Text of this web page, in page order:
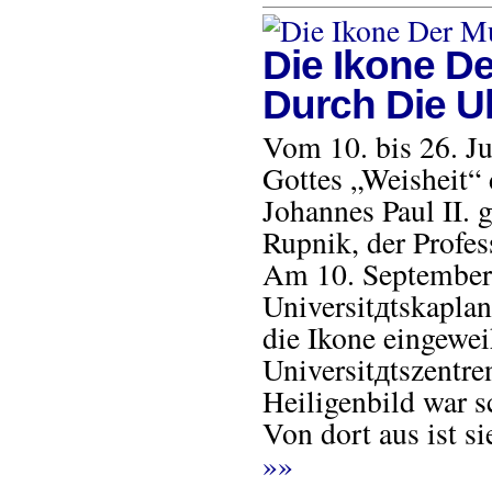
Die Ikone
Durch Die
Vom 10. bis 26.
Gottes
Johannes Paul II.
Rupnik, der
Am 10.
die Ikone
Heiligenbild war
Von dort aus ist
»»